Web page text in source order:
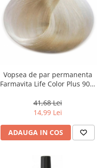
Vopsea de par permanenta
Farmavita Life Color Plus 902,
100 ml
41,68 Lei
14,99 Lei
ADAUGA IN COS